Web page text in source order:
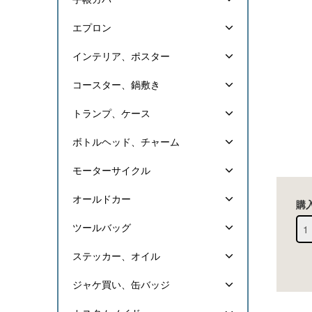
購
エプロン
インテリア、ポスター
コースター、鍋敷き
トランプ、ケース
ボトルヘッド、チャーム
モーターサイクル
オールドカー
ツールバッグ
ステッカー、オイル
ジャケ買い、缶バッジ